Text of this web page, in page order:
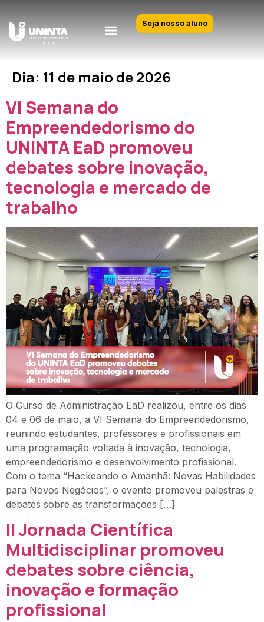
Seja nosso aluno
Dia: 11 de maio de 2026
VI Semana do
Empreendedorismo do
UNINTA EaD promoveu
debates sobre inovação,
tecnologia e mercado de
trabalho
O Curso de Administração EaD realizou, entre os dias
04 e 06 de maio, a VI Semana do Empreendedorismo,
reunindo estudantes, professores e profissionais em
uma programação voltada à inovação, tecnologia,
empreendedorismo e desenvolvimento profissional.
Com o tema “Hackeando o Amanhã: Novas Habilidades
para Novos Negócios”, o evento promoveu palestras e
debates sobre as transformações […]
II Jornada Científica
Multidisciplinar promoveu
debates sobre ciência,
inovação e formação
profissional